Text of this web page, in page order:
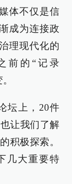
体不仅是信
成为连接政
理现代化的
前的“记录
坛上，20件
让我们了解
积极探索。
几大重要特